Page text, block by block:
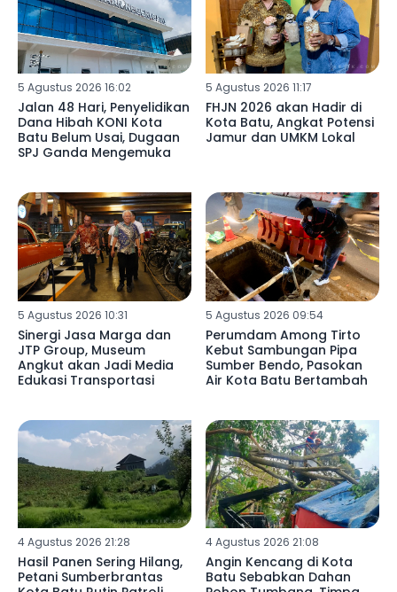
5 Agustus 2026 16:02
Jalan 48 Hari, Penyelidikan
Dana Hibah KONI Kota
Batu Belum Usai, Dugaan
SPJ Ganda Mengemuka
5 Agustus 2026 11:17
FHJN 2026 akan Hadir di
Kota Batu, Angkat Potensi
Jamur dan UMKM Lokal
5 Agustus 2026 10:31
Sinergi Jasa Marga dan
JTP Group, Museum
Angkut akan Jadi Media
Edukasi Transportasi
5 Agustus 2026 09:54
Perumdam Among Tirto
Kebut Sambungan Pipa
Sumber Bendo, Pasokan
Air Kota Batu Bertambah
4 Agustus 2026 21:28
Hasil Panen Sering Hilang,
Petani Sumberbrantas
4 Agustus 2026 21:08
Angin Kencang di Kota
Batu Sebabkan Dahan